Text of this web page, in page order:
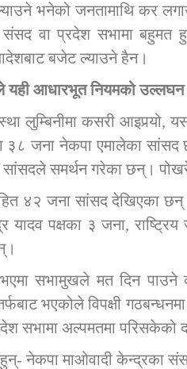
भनेको जनतामाथि कर
संसद वा प्रदेश सभामा
बजेट ल्याउने हैन।
यही आधारभूत नियमको उल्लघन
लुम्बिनीमा कसरी आइपर्‍यो,
३८ जना नेकपा एमालेका सांसद
सांसदले समर्थन गरेका छन्।
४२ जना सांसद देखिएका
यादव पक्षका ३ जना, राष्ट्रिय
भएमा सभामुखले मत दिन पाउने
भएकोले विपक्षी
सभामा अल्पमतमा परिसकेको
हुन्- नेकपा माओवादी